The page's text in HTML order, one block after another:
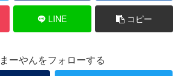
LINE コピー
まーやんをフォローする